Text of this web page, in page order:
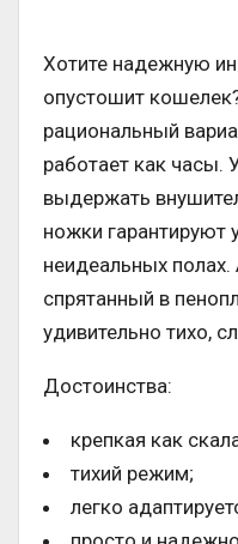
Хотите надежную
опустошит
рациональный
работает как часы.
выдержать
ножки гарантируют
неидеальных
спрятанный в
удивительно тихо,
Достоинства:
крепкая как
тихий режим;
легко